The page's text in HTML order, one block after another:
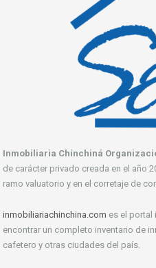
Inmobiliaria Chinchiná
de carácter privado creada en el año
ramo valuatorio y en el corretaje de
inmobiliariachinchina.com es el portal
encontrar un completo inventario de
cafetero y otras ciudades del país.